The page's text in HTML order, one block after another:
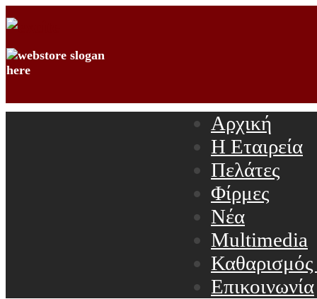
Αρχική
Η Εταιρεία
Πελάτες
Φίρμες
Νέα
Multimedia
Επικοινωνία